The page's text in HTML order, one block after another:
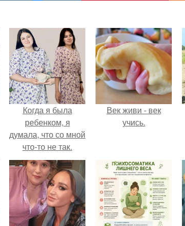
Когда я была
ребенком, я
думала, что со мной
что-то не так.
Век живи - век
учись.